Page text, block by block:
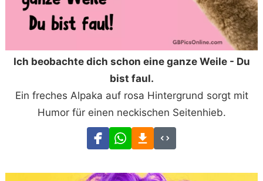
Ich beobachte dich schon eine ganze Weile - Du
bist faul.
Ein freches Alpaka auf rosa Hintergrund sorgt mit
Humor für einen neckischen Seitenhieb.